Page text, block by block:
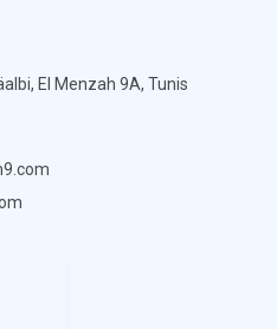
El Menzah 9A, Tunis